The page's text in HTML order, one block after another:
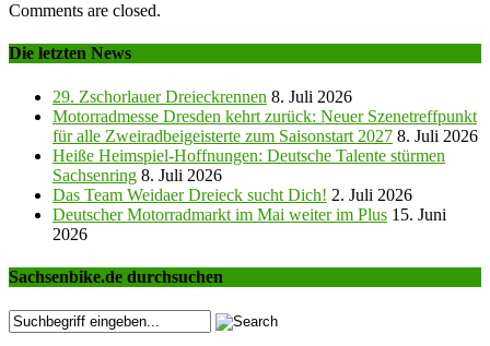
Comments are closed.
Die letzten News
29. Zschorlauer Dreieckrennen 8. Juli 2026
Motorradmesse Dresden kehrt zurück: Neuer Szenetreffpunkt
für alle Zweiradbeigeisterte zum Saisonstart 2027 8. Juli 2026
Heiße Heimspiel-Hoffnungen: Deutsche Talente stürmen
Sachsenring 8. Juli 2026
Das Team Weidaer Dreieck sucht Dich! 2. Juli 2026
Deutscher Motorradmarkt im Mai weiter im Plus 15. Juni
2026
Sachsenbike.de durchsuchen